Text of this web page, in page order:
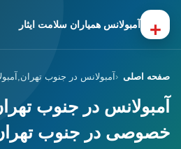
+ آمبولانس همیاران سلامت ایثار
صفحه اصلی آمبولانس در جنوب
آمبولانس در جنوب
خصوصی در جنوب